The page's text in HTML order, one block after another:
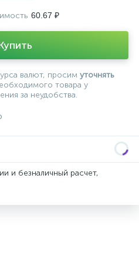
60.67 ₽
валют, просим уточнять
товара у
за неудобства.
и безналичный расчет,